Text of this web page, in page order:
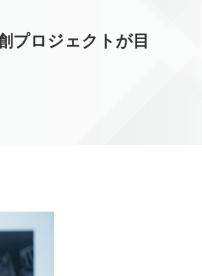
プロジェクトが目